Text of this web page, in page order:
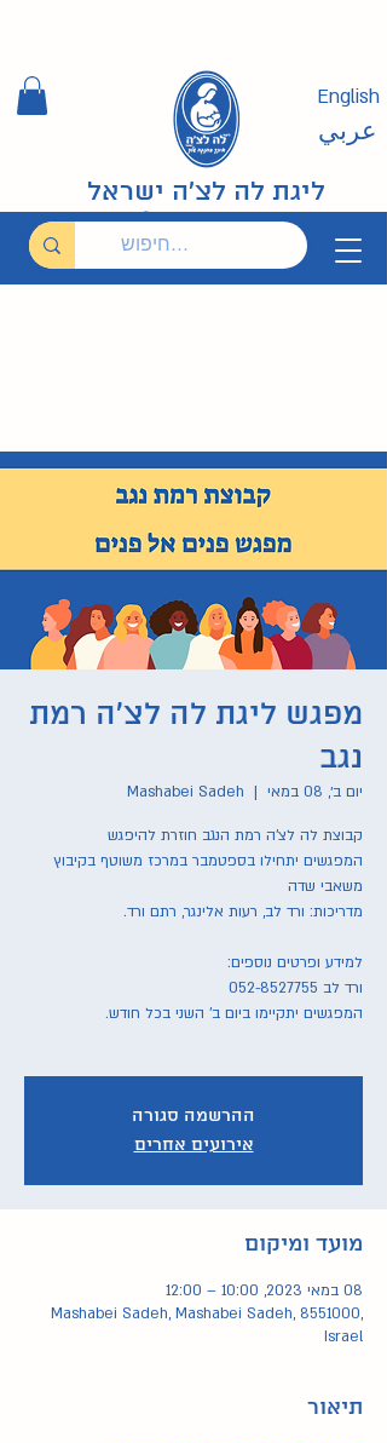
ליגת לה לצ'ה ישראל
English
عربي
מפגש ליגת לה לצ'ה רמת
נגב
יום ב׳, 08 במאי
  |
Mashabei Sadeh
המפגשים יתחילו בספטמבר במרכז משוטף בקיבוץ
ההרשמה סגורה
אירועים אחרים
מועד ומיקום
08 במאי 2023, 10:00 – 12:00
Mashabei Sadeh, Mashabei Sadeh, 8551000,
Israel
תיאור